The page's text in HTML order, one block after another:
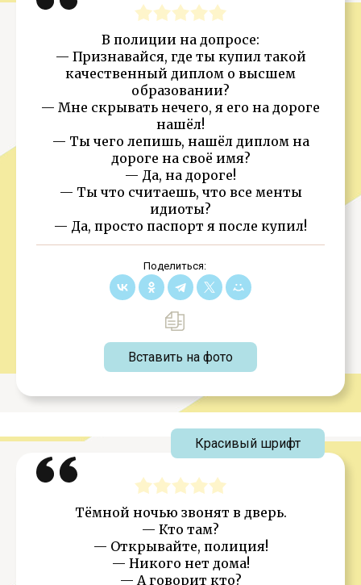
В полиции на допросе:
— Признавайся, где ты купил такой
качественный диплом о высшем
образовании?
— Мне скрывать нечего, я его на дороге
нашёл!
— Ты чего лепишь, нашёл диплом на
дороге на своё имя?
— Да, на дороге!
— Ты что считаешь, что все менты
идиоты?
— Да, просто паспорт я после купил!
Поделиться:
Вставить на фото
Тёмной ночью звонят в дверь.
— Кто там?
— Открывайте, полиция!
— Никого нет дома!
— А говорит кто?
Красивый шрифт